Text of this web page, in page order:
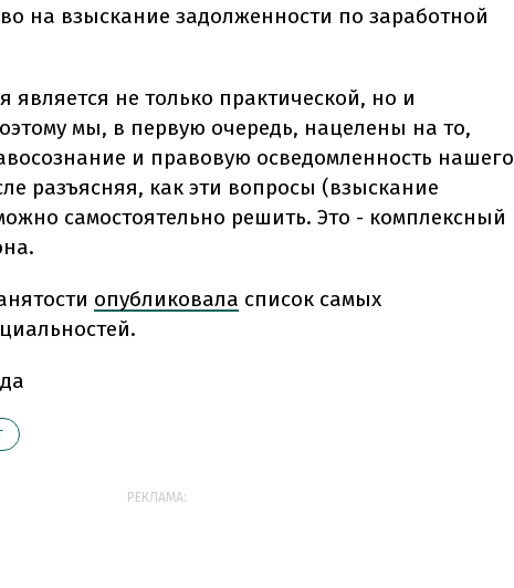
на взыскание задолженности по заработной
является не только практической, но и
мы, в первую очередь, нацелены на то,
и правовую осведомленность нашего
разъясняя, как эти вопросы (взыскание
самостоятельно решить. Это - комплексный
опубликовала список самых
РЕКЛАМА: